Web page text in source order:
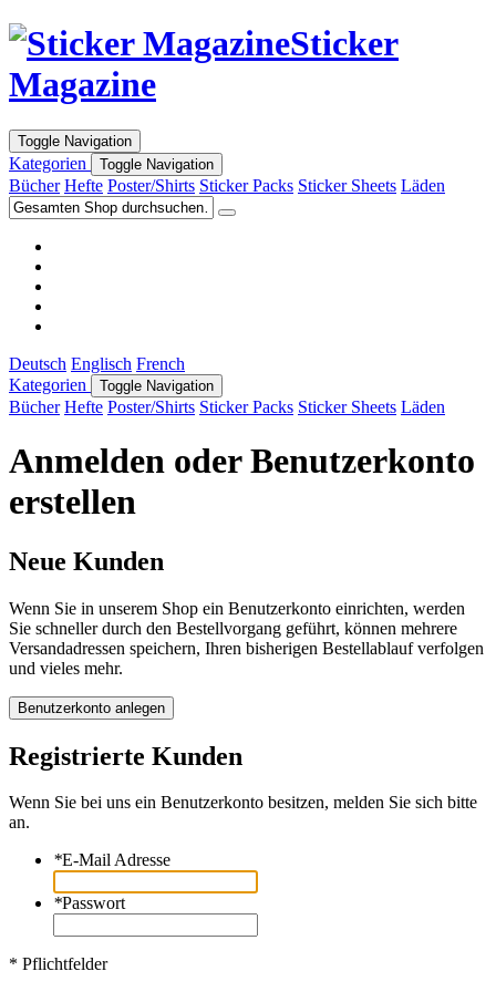
Sticker
Magazine
Toggle Navigation
Kategorien Toggle Navigation
Bücher Hefte Poster/Shirts Sticker Packs Sticker Sheets Läden
Deutsch Englisch French
Kategorien
Toggle Navigation
Bücher Hefte Poster/Shirts Sticker Packs Sticker Sheets Läden
Anmelden oder Benutzerkonto
erstellen
Neue Kunden
Wenn Sie in unserem Shop ein Benutzerkonto einrichten, werden
Sie schneller durch den Bestellvorgang geführt, können mehrere
Versandadressen speichern, Ihren bisherigen Bestellablauf verfolgen
und vieles mehr.
Benutzerkonto anlegen
Registrierte Kunden
Wenn Sie bei uns ein Benutzerkonto besitzen, melden Sie sich bitte
an.
*E-Mail Adresse
*Passwort
* Pflichtfelder